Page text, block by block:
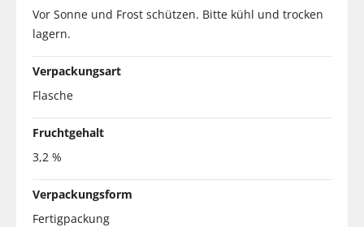
Vor Sonne und Frost schützen. Bitte kühl und trocken
lagern.
Verpackungsart
Flasche
Fruchtgehalt
3,2 %
Verpackungsform
Fertigpackung